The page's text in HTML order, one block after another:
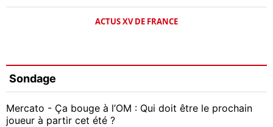
ACTUS XV DE FRANCE
Sondage
Mercato - Ça bouge à l’OM : Qui doit être le prochain
joueur à partir cet été ?